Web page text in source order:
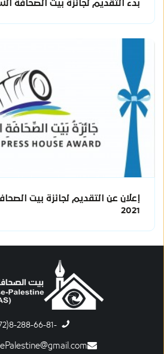
بدء التقديم لجائزة بيت الصحافة
إعلان عن التقديم لجائزة بيت
2021
-8-288-66-81(972)